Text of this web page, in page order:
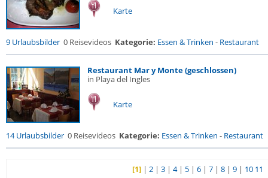
Karte
9 Urlaubsbilder 0 Reisevideos Kategorie: Essen & Trinken - Restaurant
Restaurant Mar y Monte (geschlossen)
in Playa del Ingles
Karte
14 Urlaubsbilder 0 Reisevideos Kategorie: Essen & Trinken - Restaurant
[1] |2 |3 |4| 5 |6 |7 |8 |9 | 10 11